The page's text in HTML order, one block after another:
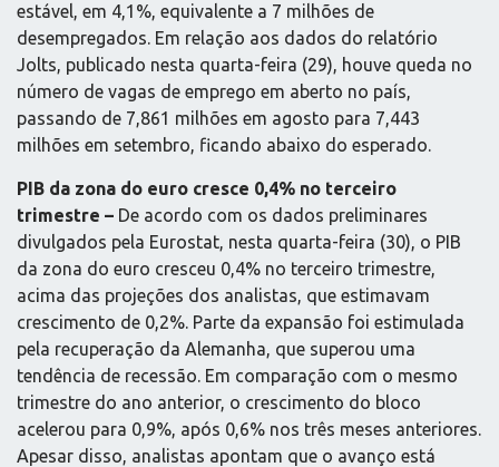
estável, em 4,1%, equivalente a 7 milhões de
desempregados. Em relação aos dados do relatório
Jolts, publicado nesta quarta-feira (29), houve queda no
número de vagas de emprego em aberto no país,
passando de 7,861 milhões em agosto para 7,443
milhões em setembro, ficando abaixo do esperado.
PIB da zona do euro cresce 0,4% no terceiro
trimestre – De acordo com os dados preliminares
divulgados pela Eurostat, nesta quarta-feira (30), o PIB
da zona do euro cresceu 0,4% no terceiro trimestre,
acima das projeções dos analistas, que estimavam
crescimento de 0,2%. Parte da expansão foi estimulada
pela recuperação da Alemanha, que superou uma
tendência de recessão. Em comparação com o mesmo
trimestre do ano anterior, o crescimento do bloco
acelerou para 0,9%, após 0,6% nos três meses anteriores.
Apesar disso, analistas apontam que o avanço está